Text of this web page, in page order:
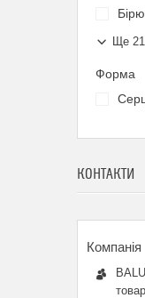
Ще 21
Форма
КОНТАКТИ